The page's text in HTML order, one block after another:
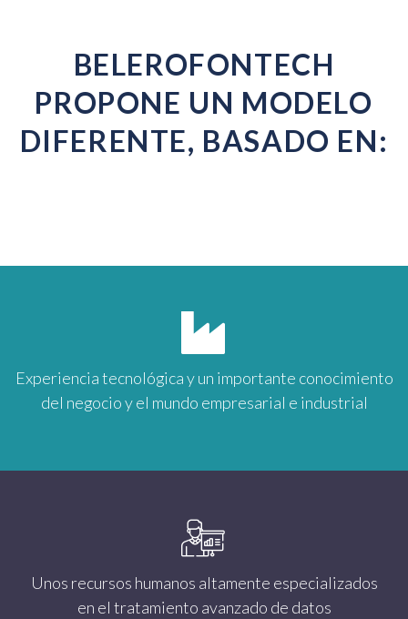
BELEROFONTECH
PROPONE UN MODELO
DIFERENTE, BASADO EN:


Experiencia tecnológica y un importante conocimiento
del negocio y el mundo empresarial e industrial


Unos recursos humanos altamente especializados
en el tratamiento avanzado de datos